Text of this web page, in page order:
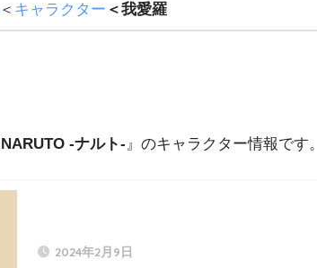
＜ キャラクター ＜我愛羅
NARUTO -ナルト- 』のキャラクター情報です。
2024年2月9日